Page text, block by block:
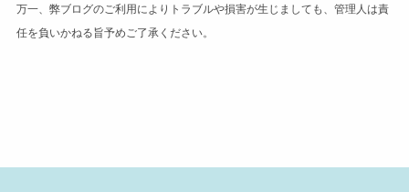
万一、弊ブログのご利用によりトラブルや損害が生じましても、管理人は責
任を負いかねる旨予めご了承ください。